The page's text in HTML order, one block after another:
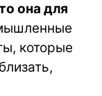
она для
которые